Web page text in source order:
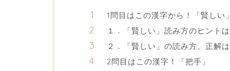
1問目はこの漢字から！「賢しい」
１．「賢しい」読み方のヒントは
２．「賢しい」の読み方、正解
2問目はこの漢字！「把手」